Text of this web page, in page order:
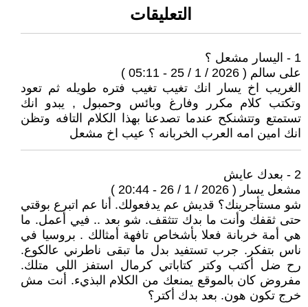
التعليقات
1 - اليسار مشعل ؟
على سالم ( 2026 / 1 / 25 - 05:11 )
الغريب اخ يسار انك تغيب تغيب فتره طويله ثم تعود
وتكتب كلام مكرر وفارغ وبائس وحمبول , يبدو انك
تستمتع وتتشنكح عندما تصدعنا بهذا الكلام التافه وتظن
انك امين امه العرب الخربانه ؟ عيب اخ مشعل
2 - بعدك عايش
مشعل يسار ( 2026 / 1 / 26 - 20:44 )
شو مستأجرينك؟ قديش عم يدفعولك. أنا عم اتبرع بوقتي
حتى ثقفك وأنت ما بدك تتثقف. شو بعد .. فيي أعمل. ما
هي أمة خربانة فعلا بأشخاص تافهة أمثالك . بروسيا في
ناس بتفكر. جرب تستفيد بدل ما تبقى ناطرني عالكوع.
رح ضل أكتب وكتر كتاباتي كرمال استفز اللي متلك.
مفروض كان بالموقع يمنعك من الكلام البذيء. أنت مش
خرج تكون هون. بعد بدك أكتر؟